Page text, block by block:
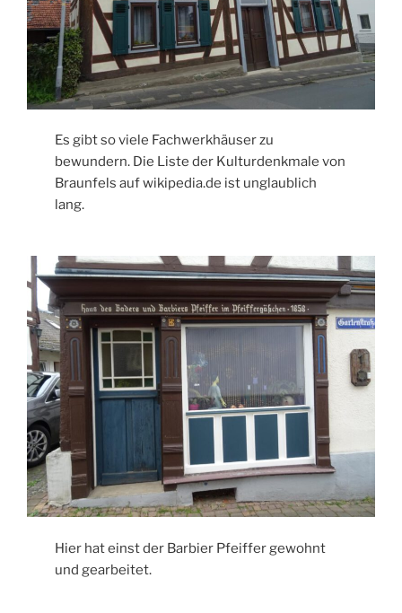
Es gibt so viele Fachwerkhäuser zu
bewundern. Die Liste der Kulturdenkmale von
Braunfels auf wikipedia.de ist unglaublich
lang.
Hier hat einst der Barbier Pfeiffer gewohnt
und gearbeitet.